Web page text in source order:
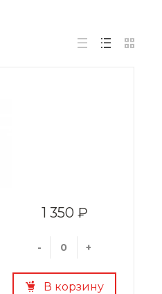
1 350 ₽
- +
В корзину